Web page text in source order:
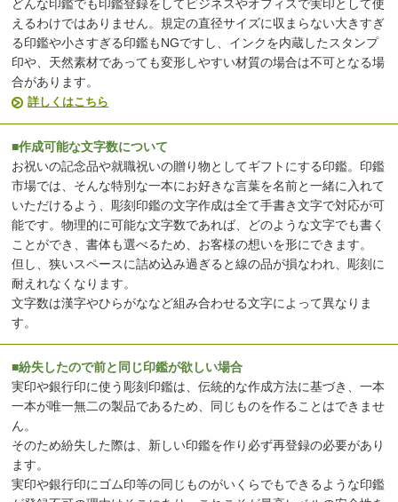
どんな印鑑でも印鑑登録をしてビジネスやオフィスで実印として使
えるわけではありません。規定の直径サイズに収まらない大きすぎ
る印鑑や小さすぎる印鑑もNGですし、インクを内蔵したスタンプ
印や、天然素材であっても変形しやすい材質の場合は不可となる場
合があります。
詳しくはこちら
■作成可能な文字数について
お祝いの記念品や就職祝いの贈り物としてギフトにする印鑑。印鑑
市場では、そんな特別な一本にお好きな言葉を名前と一緒に入れて
いただけるよう、彫刻印鑑の文字作成は全て手書き文字で対応が可
能です。物理的に可能な文字数であれば、どのような文字でも書く
ことができ、書体も選べるため、お客様の想いを形にできます。
但し、狭いスペースに詰め込み過ぎると線の品が損なわれ、彫刻に
耐えれなくなります。
文字数は漢字やひらがななど組み合わせる文字によって異なりま
す。
■紛失したので前と同じ印鑑が欲しい場合
実印や銀行印に使う彫刻印鑑は、伝統的な作成方法に基づき、一本
一本が唯一無二の製品であるため、同じものを作ることはできませ
ん。
そのため紛失した際は、新しい印鑑を作り必ず再登録の必要があり
ます。
実印や銀行印にゴム印等の同じものがいくらでもできるような印鑑